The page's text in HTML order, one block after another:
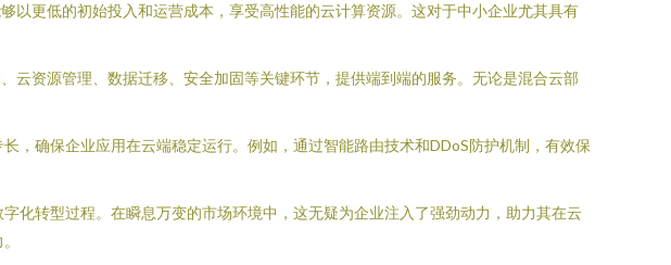
以更低的初始投入和运营成本，享受高性能的云计算资源。这对于中小企业尤其具有
云资源管理、数据迁移、安全加固等关键环节，提供端到端的服务。无论是混合云部
，确保企业应用在云端稳定运行。例如，通过智能路由技术和DDoS防护机制，有效保
化转型过程。在瞬息万变的市场环境中，这无疑为企业注入了强劲动力，助力其在云